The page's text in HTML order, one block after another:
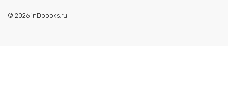
© 2026 inDbooks.ru